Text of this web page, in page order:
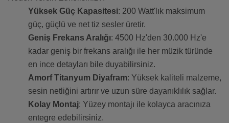
Yüksek Güç Kapasitesi: 200 Watt'lık maksimum
güç, güçlü ve net tiz sesler üretir.
Geniş Frekans Aralığı: 4500 Hz'den 30.000 Hz'e
kadar geniş bir frekans aralığı ile her müzik türünde
en ince detayları bile duyabilirsiniz.
Amorf Titanyum Diyafram: Yüksek kaliteli malzeme,
sesin netliğini artırır ve uzun süre dayanıklılık sağlar.
Kolay Montaj: Yüzey montajı ile kolayca aracınıza
entegre edebilirsiniz.